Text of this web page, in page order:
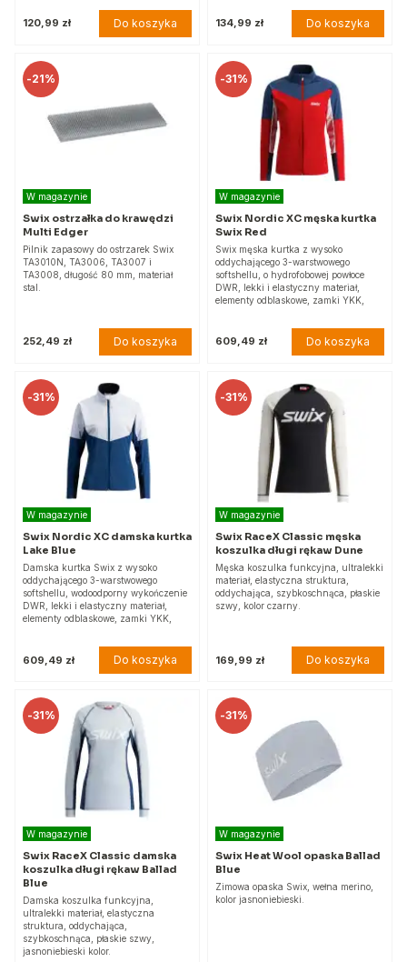
120,99 zł Do koszyka 134,99 zł Do koszyka
-21%
W magazynie
Swix ostrzałka do krawędzi
Multi Edger
Pilnik zapasowy do ostrzarek Swix
TA3010N, TA3006, TA3007 i
TA3008, długość 80 mm, materiał
stal.
252,49 zł Do koszyka
-31%
W magazynie
Swix Nordic XC męska kurtka
Swix Red
Swix męska kurtka z wysoko
oddychającego 3-warstwowego
softshellu, o hydrofobowej powłoce
DWR, lekki i elastyczny materiał,
elementy odblaskowe, zamki YKK,
609,49 zł Do koszyka
-31%
W magazynie
Swix Nordic XC damska kurtka
Lake Blue
Damska kurtka Swix z wysoko
oddychającego 3-warstwowego
softshellu, wodoodporny wykończenie
DWR, lekki i elastyczny materiał,
elementy odblaskowe, zamki YKK,
609,49 zł Do koszyka
-31%
W magazynie
Swix RaceX Classic męska
koszulka długi rękaw Dune
Męska koszulka funkcyjna, ultralekki
materiał, elastyczna struktura,
oddychająca, szybkoschnąca, płaskie
szwy, kolor czarny.
169,99 zł Do koszyka
-31%
W magazynie
Swix RaceX Classic damska
koszulka długi rękaw Ballad
Blue
Damska koszulka funkcyjna,
ultralekki materiał, elastyczna
struktura, oddychająca,
szybkoschnąca, płaskie szwy,
jasnoniebieski kolor.
-31%
W magazynie
Swix Heat Wool opaska Ballad
Blue
Zimowa opaska Swix, wełna merino,
kolor jasnoniebieski.